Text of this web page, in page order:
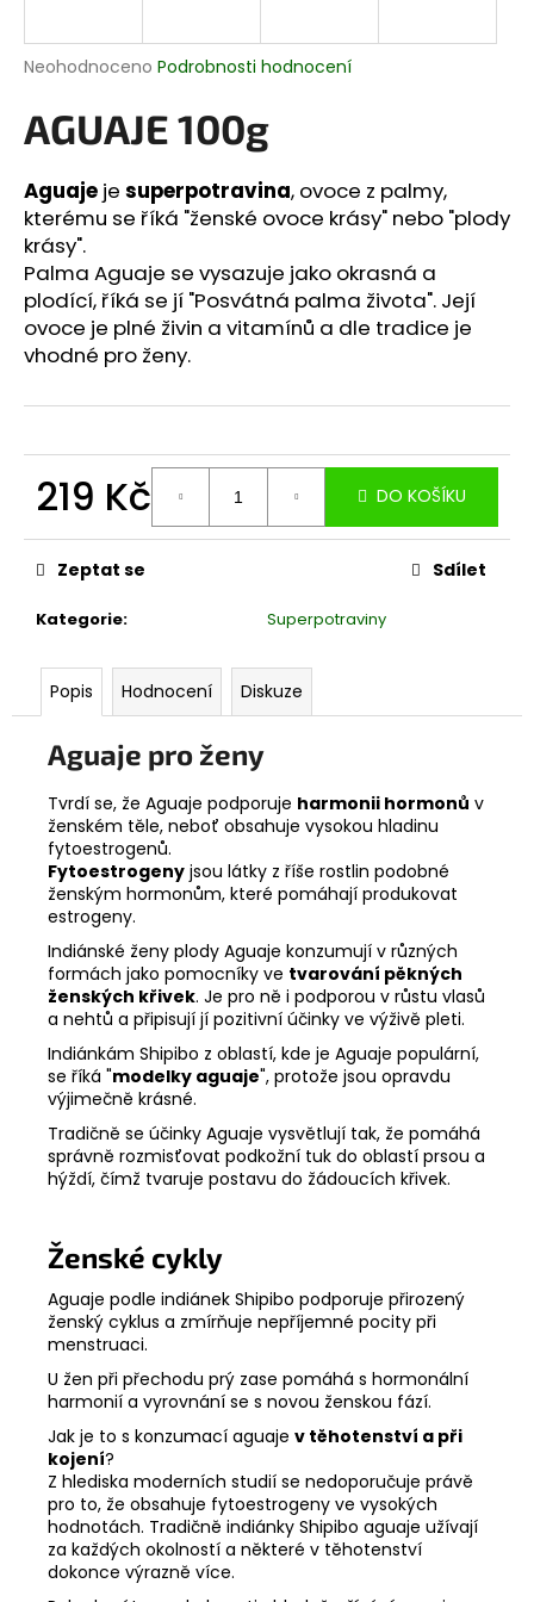
Průměrné
produktu
je
z
5
hvězdiček.
Neohodnoceno Podrobnosti hodnocení
AGUAJE 100g
Aguaje je superpotravina, ovoce z palmy,
kterému se říká "ženské ovoce krásy" nebo "plody
krásy".
Palma Aguaje se vysazuje jako okrasná a
plodící, říká se jí "Posvátná palma života". Její
ovoce je plné živin a vitamínů a dle tradice je
vhodné pro ženy.
219 Kč
cena:
DO KOŠÍKU
Kategorie: Superpotraviny
Zeptat se Sdílet
Popis Hodnocení Diskuze
Aguaje pro ženy
Tvrdí se, že Aguaje podporuje harmonii hormonů v
ženském těle, neboť obsahuje vysokou hladinu
fytoestrogenů.
Fytoestrogeny jsou látky z říše rostlin podobné
ženským hormonům, které pomáhají produkovat
estrogeny.
Indiánské ženy plody Aguaje konzumují v různých
formách jako pomocníky ve tvarování pěkných
ženských křivek. Je pro ně i podporou v růstu vlasů
a nehtů a připisují jí pozitivní účinky ve výživě pleti.
Indiánkám Shipibo z oblastí, kde je Aguaje populární,
se říká "modelky aguaje", protože jsou opravdu
výjimečně krásné.
Tradičně se účinky Aguaje vysvětlují tak, že pomáhá
správně rozmisťovat podkožní tuk do oblastí prsou a
hýždí, čímž tvaruje postavu do žádoucích křivek.
Ženské cykly
Aguaje podle indiánek Shipibo podporuje přirozený
ženský cyklus a zmírňuje nepříjemné pocity při
menstruaci.
U žen při přechodu prý zase pomáhá s hormonální
harmonií a vyrovnání se s novou ženskou fází.
Jak je to s konzumací aguaje v těhotenství a při
kojení?
Z hlediska moderních studií se nedoporučuje právě
pro to, že obsahuje fytoestrogeny ve vysokých
hodnotách. Tradičně indiánky Shipibo aguaje užívají
za každých okolností a některé v těhotenství
dokonce výrazně více.
j
t
?
HLEDAT
o
o
č
u
ANDSKÝ
KŘÍŘ
TYRKYS
650
Kč